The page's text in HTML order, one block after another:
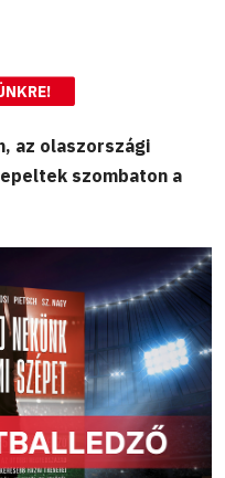
az olaszországi
szombaton a